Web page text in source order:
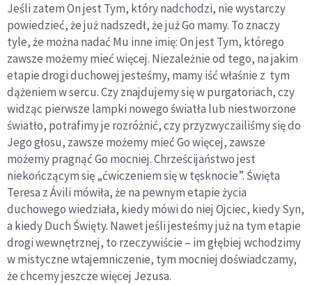
Jeśli zatem On jest Tym, który nadchodzi, nie wystarczy
powiedzieć, że już nadszedł, że już Go mamy. To znaczy
tyle, że można nadać Mu inne imię: On jest Tym, którego
zawsze możemy mieć więcej. Niezależnie od tego, na jakim
etapie drogi duchowej jesteśmy, mamy iść właśnie z tym
dążeniem w sercu. Czy znajdujemy się w purgatoriach, czy
widząc pierwsze lampki nowego światła lub niestworzone
światło, potrafimy je rozróżnić, czy przyzwyczailiśmy się do
Jego głosu, zawsze możemy mieć Go więcej, zawsze
możemy pragnąć Go mocniej. Chrześcijaństwo jest
niekończącym się „ćwiczeniem się w tęsknocie”. Święta
Teresa z Ávili mówiła, że na pewnym etapie życia
duchowego wiedziała, kiedy mówi do niej Ojciec, kiedy Syn,
a kiedy Duch Święty. Nawet jeśli jesteśmy już na tym etapie
drogi wewnętrznej, to rzeczywiście – im głębiej wchodzimy
w mistyczne wtajemniczenie, tym mocniej doświadczamy,
że chcemy jeszcze więcej Jezusa.